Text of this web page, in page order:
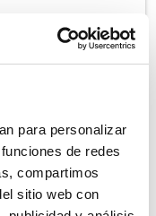
para personalizar
de redes
compartimos
sitio web con
en
a más de 8
en nuestro